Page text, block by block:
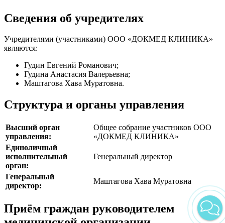
Сведения об учредителях
Учредителями (участниками) ООО «ДОКМЕД КЛИНИКА»
являются:
Гудин Евгений Романович;
Гудина Анастасия Валерьевна;
Маштагова Хава Муратовна.
Структура и органы управления
Высший орган
управления:
Общее собрание участников ООО
«ДОКМЕД КЛИНИКА»
Единоличный
исполнительный
орган:
Генеральный директор
Генеральный
директор:
Маштагова Хава Муратовна
Приём граждан руководителем